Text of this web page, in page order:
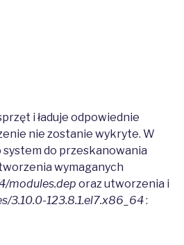
i ładuje odpowiednie
nie zostanie wykryte. W
system do przeskanowania
wymaganych
modules.dep oraz utworzenia i
3.10.0-123.8.1.el7.x86_64: